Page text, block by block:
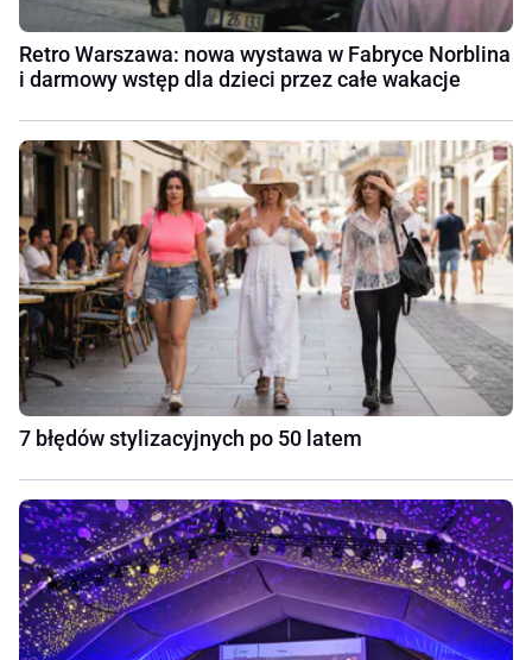
Retro Warszawa: nowa wystawa w Fabryce Norblina
i darmowy wstęp dla dzieci przez całe wakacje
7 błędów stylizacyjnych po 50 latem